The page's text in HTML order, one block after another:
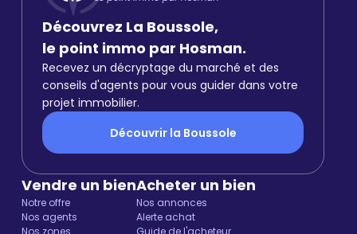
Découvrez La Boussole,
le point immo par Hosman.
Recevez un décryptage du marché et des
conseils d'agents pour vous guider dans votre
projet immobilier.
Découvrir la Boussole
Vendre un bien
Notre offre
Nos agents
Nos zones
Acheter un bien
Nos annonces
Alerte achat
Guide de l'acheteur